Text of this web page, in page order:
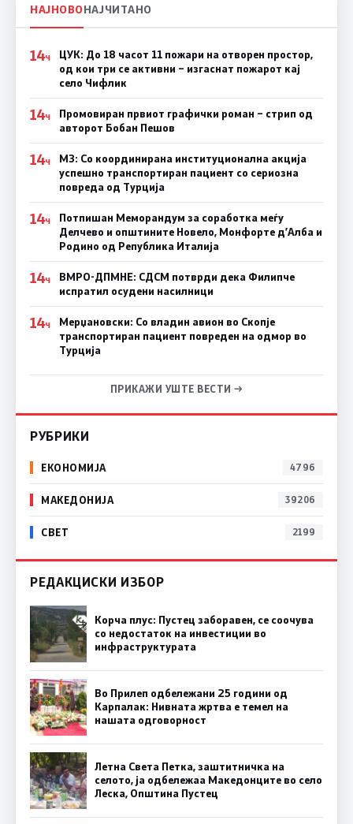
НАЈНОВОНАЈЧИТАНО
14Ч
ЦУК: До 18 часот 11 пожари на отворен простор,
од кои три се активни – изгаснат пожарот кај
село Чифлик
14Ч
Промовиран првиот графички роман – стрип од
авторот Бобан Пешов
14Ч
МЗ: Со координирана институционална акција
успешно транспортиран пациент со сериозна
повреда од Турција
14Ч
Потпишан Меморандум за соработка меѓу
Делчево и општините Новело, Монфорте д’Алба и
Родино од Република Италија
14Ч
ВМРО-ДПМНЕ: СДСM потврди дека Филипче
испратил осудени насилници
14Ч
Мерџановски: Со владин авион во Скопје
транспортиран пациент повреден на одмор во
Турција
ПРИКАЖИ УШТЕ ВЕСТИ →
РУБРИКИ
ЕКОНОМИЈА 4796
МАКЕДОНИЈА 39206
СВЕТ 2199
РЕДАКЦИСКИ ИЗБОР
Корча плус: Пустец заборавен, се соочува
со недостаток на инвестиции во
инфраструктурата
Во Прилеп одбележани 25 години од
Карпалак: Нивната жртва е темел на
нашата одговорност
Летна Света Петка, заштитничка на
селото, ја одбележаа Македонците во село
Леска, Општина Пустец